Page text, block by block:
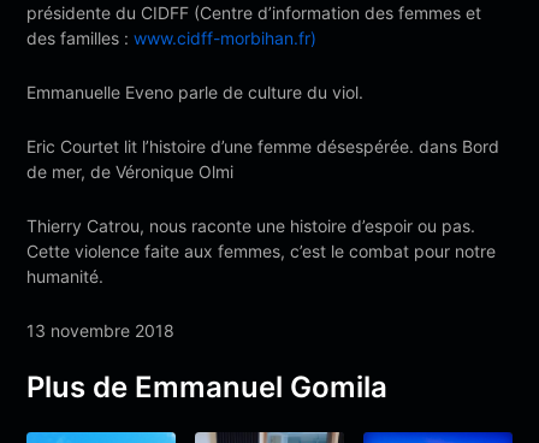
présidente du CIDFF (Centre d’information des femmes et
des familles :www.cidff-morbihan.fr)
Emmanuelle Eveno parle de culture du viol.
Eric Courtet lit l’histoire d’une femme désespérée. dans Bord
de mer, de Véronique Olmi
Thierry Catrou, nous raconte une histoire d’espoir ou pas.
Cette violence faite aux femmes, c’est le combat pour notre
humanité.
13 novembre 2018
Plus de Emmanuel Gomila